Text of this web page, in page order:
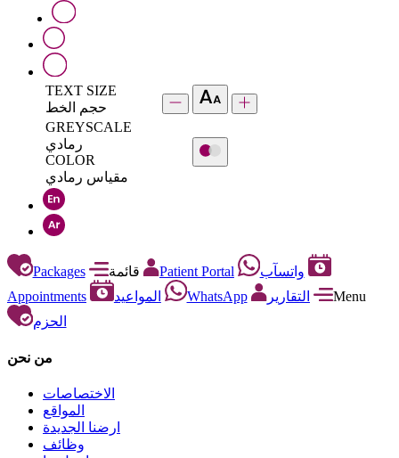
TEXT SIZE
حجم الخط
GREYSCALE
رمادي
COLOR
مقياس رمادي
Packages Patient Portal
واتسآب
Appointments
المواعيد WhatsApp التقارير
Menu
الحزم
من نحن
الاختصاصات
المواقع
ارضنا الجديدة
وظائف